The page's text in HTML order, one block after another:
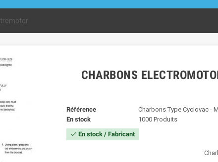
CHARBONS
Référence
Charbons Type Cyclovac -
En stock
1000 Produits
check En stock / Fabricant